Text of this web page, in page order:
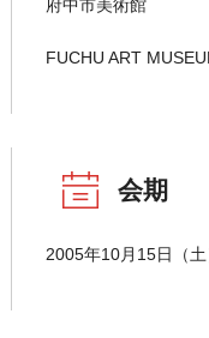
府中市美術館
FUCHU ART
会期
2005年10月15日（土